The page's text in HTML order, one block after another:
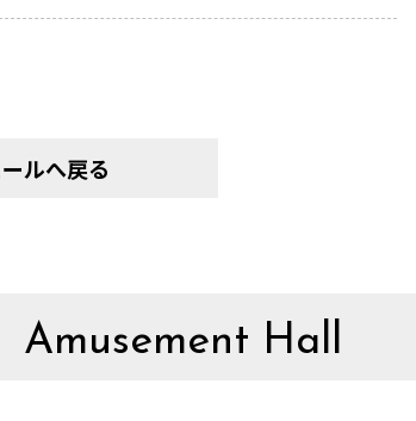
ルへ戻る
Amusement Hall